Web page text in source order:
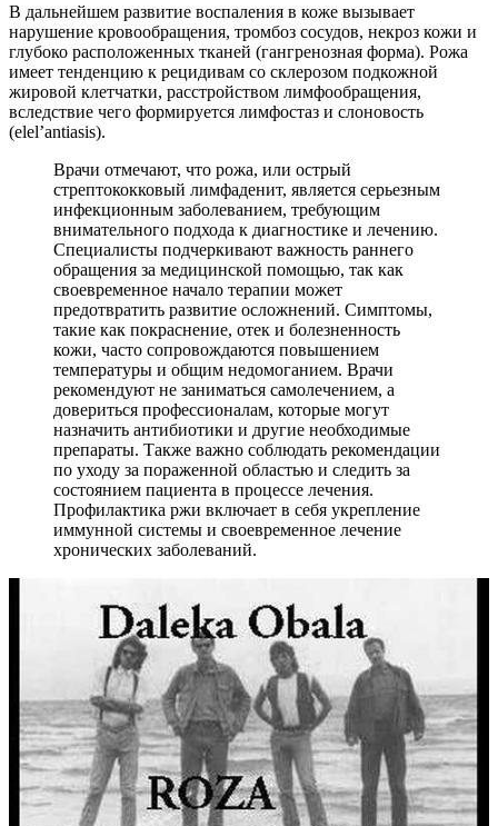
В дальнейшем развитие воспаления в коже вызывает
нарушение кровообращения, тромбоз сосудов, некроз кожи и
глубоко расположенных тканей (гангренозная форма). Рожа
имеет тенденцию к рецидивам со склерозом подкожной
жировой клетчатки, расстройством лимфообращения,
вследствие чего формируется лимфостаз и слоновость
(elel’antiasis).
Врачи отмечают, что рожа, или острый
стрептококковый лимфаденит, является серьезным
инфекционным заболеванием, требующим
внимательного подхода к диагностике и лечению.
Специалисты подчеркивают важность раннего
обращения за медицинской помощью, так как
своевременное начало терапии может
предотвратить развитие осложнений. Симптомы,
такие как покраснение, отек и болезненность
кожи, часто сопровождаются повышением
температуры и общим недомоганием. Врачи
рекомендуют не заниматься самолечением, а
довериться профессионалам, которые могут
назначить антибиотики и другие необходимые
препараты. Также важно соблюдать рекомендации
по уходу за пораженной областью и следить за
состоянием пациента в процессе лечения.
Профилактика ржи включает в себя укрепление
иммунной системы и своевременное лечение
хронических заболеваний.